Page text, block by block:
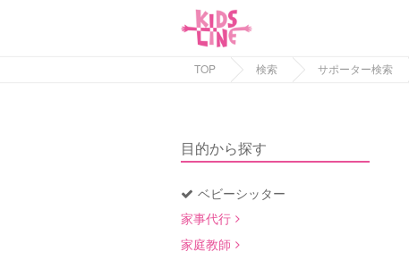
TOP 検索 サポーター検索
目的から探す
ベビーシッター
家事代行
家庭教師